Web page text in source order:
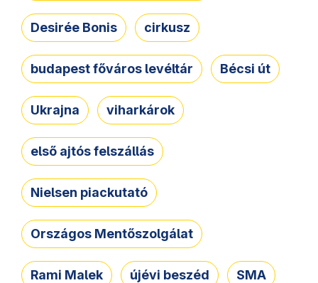
Desirée Bonis cirkusz
budapest főváros levéltár Bécsi út
Ukrajna viharkárok
első ajtós felszállás
Nielsen piackutató
Országos Mentőszolgálat
Rami Malek újévi beszéd SMA